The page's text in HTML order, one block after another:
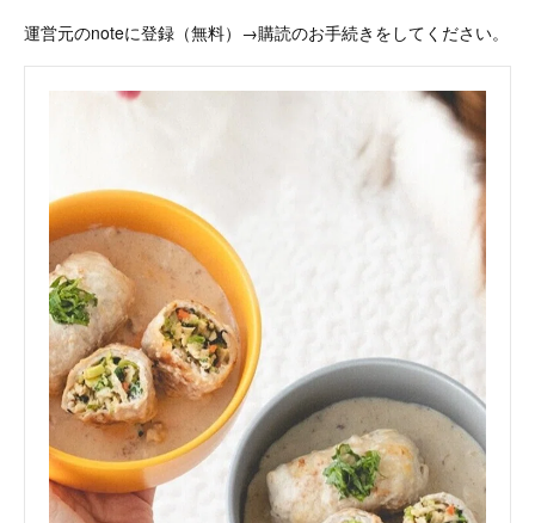
運営元のnoteに登録（無料）→購読のお手続きをしてください。